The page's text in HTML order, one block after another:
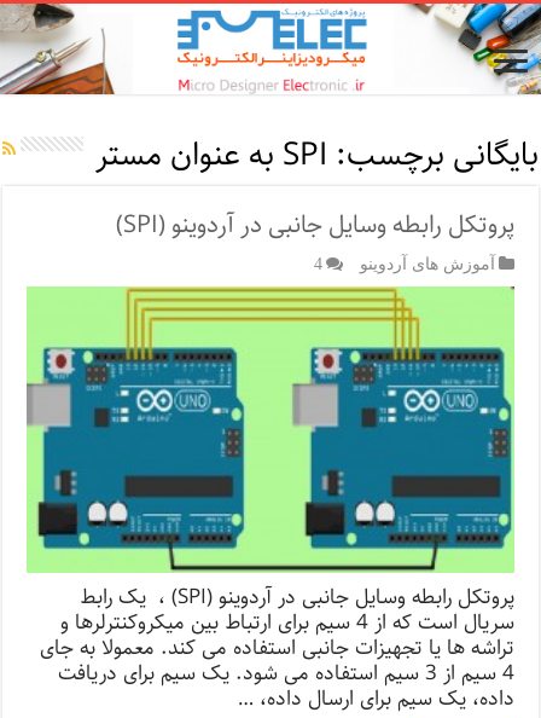
بایگانی برچسب: SPI به عنوان مستر
پروتکل رابطه وسایل جانبی در آردوینو (SPI)
آموزش های آردوینو 4
پروتکل رابطه وسایل جانبی در آردوینو (SPI) ، یک رابط
سریال است که از 4 سیم برای ارتباط بین میکروکنترلرها و
تراشه ها یا تجهیزات جانبی استفاده می کند. معمولا به جای
4 سیم از 3 سیم استفاده می شود. یک سیم برای دریافت
داده، یک سیم برای ارسال داده، …